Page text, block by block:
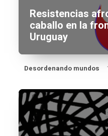
Resistencias
caballo en la
Uruguay
Desordenando mundos